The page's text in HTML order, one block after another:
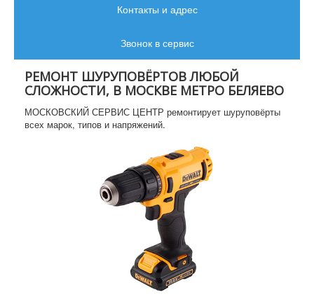
Контакты и адрес
Звонок в сервис
РЕМОНТ ШУРУПОВЁРТОВ ЛЮБОЙ
СЛОЖНОСТИ, В МОСКВЕ МЕТРО БЕЛЯЕВО
МОСКОВСКИЙ СЕРВИС ЦЕНТР ремонтирует шуруповёрты
всех марок, типов и напряжений.